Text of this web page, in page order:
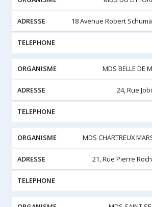
18 Avenue Robert
MDS BELLE DE
24, Rue
MDS CHARTREUX
21, Rue Pierre